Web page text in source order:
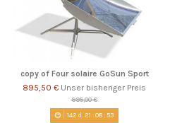
copy of Four solaire GoSun Sport
895,50 € Unser bisheriger Preis
995,00 €
142 d. 21 :08:52